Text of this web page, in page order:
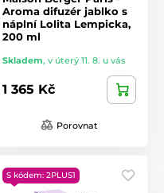
Aroma difuzér jablko s
náplní Lolita Lempicka,
200 ml
Skladem, v úterý 11. 8. u vás
1 365 Kč
Porovnat
S kódem: 2PLUS1